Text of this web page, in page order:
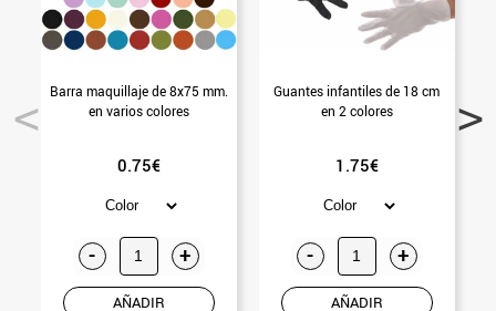
Barra maquillaje de 8x75 mm.
en varios colores
0.75€
- +
AÑADIR
Guantes infantiles de 18 cm
en 2 colores
1.75€
- +
AÑADIR